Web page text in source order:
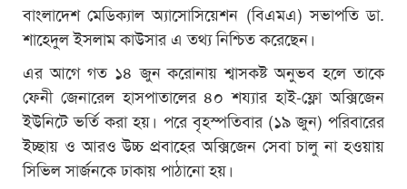
বাংলাদেশ মেডিক্যাল অ্যাসোসিয়েশন (বিএমএ) সভাপতি ডা.
শাহেদুল ইসলাম কাউসার এ তথ্য নিশ্চিত করেছেন।
এর আগে গত ১৪ জুন করোনায় শ্বাসকষ্ট অনুভব হলে তাকে
ফেনী জেনারেল হাসপাতালের ৪০ শয্যার হাই-ফ্লো অক্সিজেন
ইউনিটে ভর্তি করা হয়। পরে বৃহস্পতিবার (১৯ জুন) পরিবারের
ইচ্ছায় ও আরও উচ্চ প্রবাহের অক্সিজেন সেবা চালু না হওয়ায়
সিভিল সার্জনকে ঢাকায় পাঠানো হয়।